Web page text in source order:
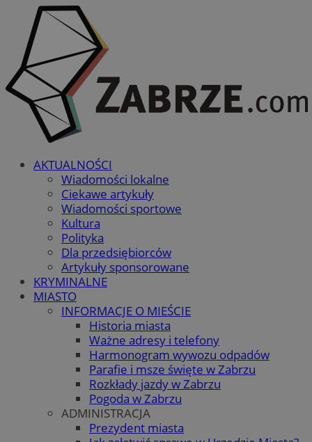
AKTUALNOŚCI
Wiadomości lokalne
Ciekawe artykuły
Wiadomości sportowe
Kultura
Polityka
Dla przedsiębiorców
Artykuły sponsorowane
KRYMINALNE
MIASTO
INFORMACJE O MIEŚCIE
Historia miasta
Ważne adresy i telefony
Harmonogram wywozu odpadów
Parafie i msze święte w Zabrzu
Rozkłady jazdy w Zabrzu
Pogoda w Zabrzu
ADMINISTRACJA
Prezydent miasta